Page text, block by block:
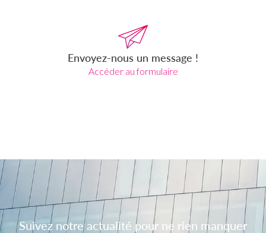
Envoyez-nous un message !
Accéder au formulaire
Suivez notre actualité pour ne rien manquer